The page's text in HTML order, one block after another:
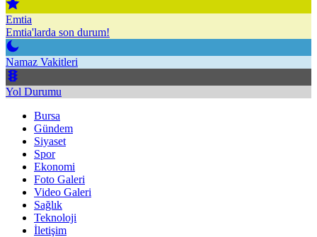
Emtia
Emtia'larda son durum!
Namaz Vakitleri
Yol Durumu
Bursa
Gündem
Siyaset
Spor
Ekonomi
Foto Galeri
Video Galeri
Sağlık
Teknoloji
İletişim